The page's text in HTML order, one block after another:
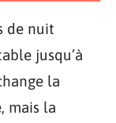
de nuit
jusqu’à
la
mais la